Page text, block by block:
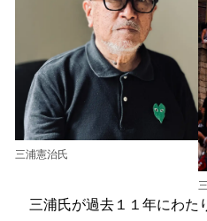
三浦憲治氏
三浦氏が過去１１年にわた